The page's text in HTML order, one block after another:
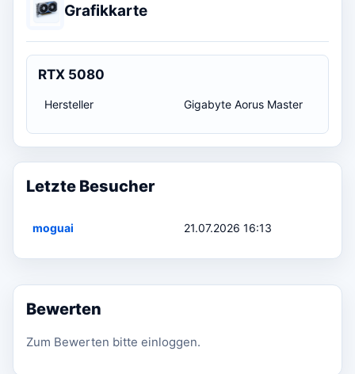
Grafikkarte
RTX 5080
Hersteller Gigabyte Aorus Master
Letzte Besucher
moguai 21.07.2026 16:13
Bewerten
Zum Bewerten bitte einloggen.